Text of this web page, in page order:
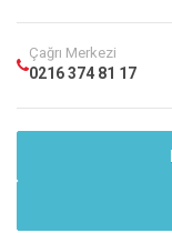
Çağrı Merkezi
0216 374 81 17